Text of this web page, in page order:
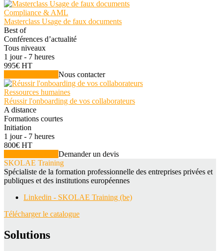
Compliance & AML
Masterclass Usage de faux documents
Best of
Conférences d’actualité
Tous niveaux
1 jour - 7 heures
995€ HT
Nous contacter
Ressources humaines
Réussir l'onboarding de vos collaborateurs
A distance
Formations courtes
Initiation
1 jour - 7 heures
800€ HT
Demander un devis
SKOLAE Training
Spécialiste de la formation professionnelle des entreprises privées et
publiques et des institutions européennes
Linkedin - SKOLAE Training (be)
Télécharger le catalogue
Solutions